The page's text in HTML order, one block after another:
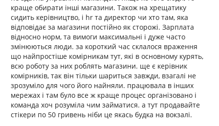
краще обирати інші магазини. Також на хрещатику
сидить керівництво, і hr та директор чи хто там, яка
відповідає за магазини постійно як сторожі. Зарплата
відносно норм, та вимоги максимальні і дуже часто
змінюються люди. за короткий час склалося враження
що найпростіше комірникам тут, які в основному курять,
всю роботу за них роблять магазини. ще є керівник
комірників, так він тільки шариться завжди, взагалі не
зрозуміло для чого його найняли. працювала в інших
мережах і там було все ж краще процес організовано і
команда хоч розуміла чим займатися. а тут продавайте
стікери по 50 гривень ніби це якась будка на вокзалі.